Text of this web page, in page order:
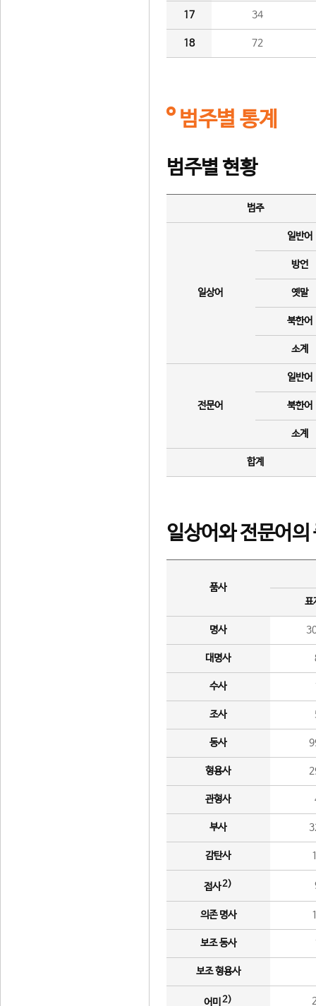
17 34
18 72
범주별 통계
범주별 현황
범주
일상어
일반어
방언
옛말
북한어
소계
전문어
일반어
북한어
소계
합계
일상어와 전문어의
품사
표
명사
대명사
수사
조사
동사
형용사
관형사
부사
감탄사
접사2)
의존 명사
보조 동사
보조 형용사
어미 2)